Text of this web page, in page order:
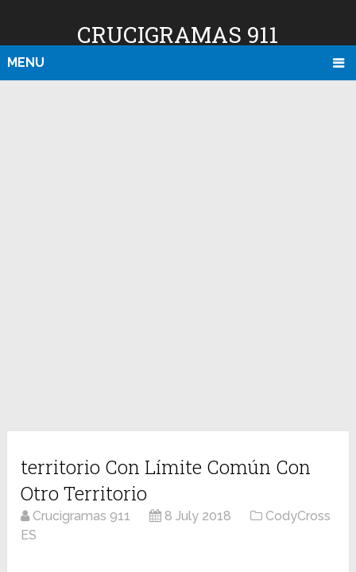
CRUCIGRAMAS 911
MENU
territorio Con Límite Común Con
Otro Territorio
Crucigramas 911 8 July 2018
CodyCross
ES